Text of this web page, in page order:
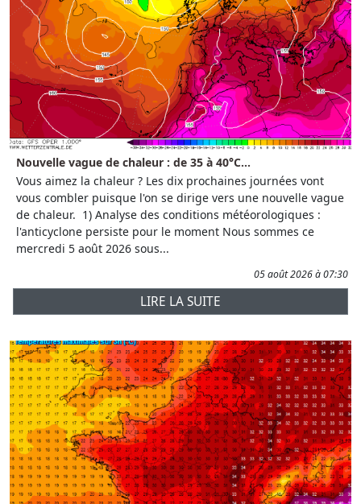
Nouvelle vague de chaleur : de 35 à 40°C...
Vous aimez la chaleur ? Les dix prochaines journées vont
vous combler puisque l'on se dirige vers une nouvelle vague
de chaleur. 1) Analyse des conditions météorologiques :
l'anticyclone persiste pour le moment Nous sommes ce
mercredi 5 août 2026 sous...
05 août 2026 à 07:30
LIRE LA SUITE